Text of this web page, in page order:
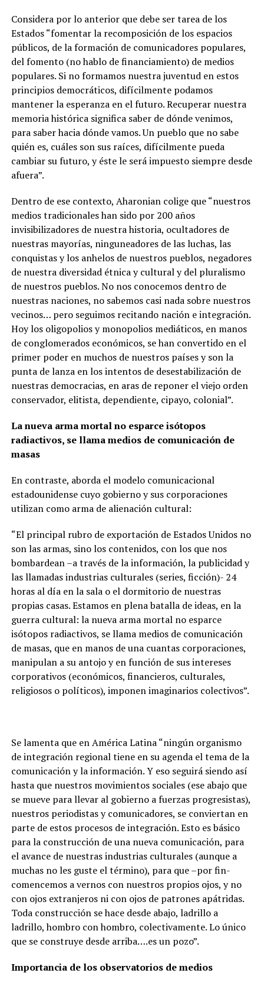
Considera por lo anterior que debe ser tarea de los
Estados “fomentar la recomposición de los espacios
públicos, de la formación de comunicadores populares,
del fomento (no hablo de financiamiento) de medios
populares. Si no formamos nuestra juventud en estos
principios democráticos, difícilmente podamos
mantener la esperanza en el futuro. Recuperar nuestra
memoria histórica significa saber de dónde venimos,
para saber hacia dónde vamos. Un pueblo que no sabe
quién es, cuáles son sus raíces, difícilmente pueda
cambiar su futuro, y éste le será impuesto siempre desde
afuera”.
Dentro de ese contexto, Aharonian colige que “nuestros
medios tradicionales han sido por 200 años
invisibilizadores de nuestra historia, ocultadores de
nuestras mayorías, ninguneadores de las luchas, las
conquistas y los anhelos de nuestros pueblos, negadores
de nuestra diversidad étnica y cultural y del pluralismo
de nuestros pueblos. No nos conocemos dentro de
nuestras naciones, no sabemos casi nada sobre nuestros
vecinos… pero seguimos recitando nación e integración.
Hoy los oligopolios y monopolios mediáticos, en manos
de conglomerados económicos, se han convertido en el
primer poder en muchos de nuestros países y son la
punta de lanza en los intentos de desestabilización de
nuestras democracias, en aras de reponer el viejo orden
conservador, elitista, dependiente, cipayo, colonial”.
La nueva arma mortal no esparce isótopos
radiactivos, se llama medios de comunicación de
masas
En contraste, aborda el modelo comunicacional
estadounidense cuyo gobierno y sus corporaciones
utilizan como arma de alienación cultural:
“El principal rubro de exportación de Estados Unidos no
son las armas, sino los contenidos, con los que nos
bombardean –a través de la información, la publicidad y
las llamadas industrias culturales (series, ficción)- 24
horas al día en la sala o el dormitorio de nuestras
propias casas. Estamos en plena batalla de ideas, en la
guerra cultural: la nueva arma mortal no esparce
isótopos radiactivos, se llama medios de comunicación
de masas, que en manos de una cuantas corporaciones,
manipulan a su antojo y en función de sus intereses
corporativos (económicos, financieros, culturales,
religiosos o políticos), imponen imaginarios colectivos”.
Se lamenta que en América Latina “ningún organismo
de integración regional tiene en su agenda el tema de la
comunicación y la información. Y eso seguirá siendo así
hasta que nuestros movimientos sociales (ese abajo que
se mueve para llevar al gobierno a fuerzas progresistas),
nuestros periodistas y comunicadores, se conviertan en
parte de estos procesos de integración. Esto es básico
para la construcción de una nueva comunicación, para
el avance de nuestras industrias culturales (aunque a
muchas no les guste el término), para que –por fin-
comencemos a vernos con nuestros propios ojos, y no
con ojos extranjeros ni con ojos de patrones apátridas.
Toda construcción se hace desde abajo, ladrillo a
ladrillo, hombro con hombro, colectivamente. Lo único
que se construye desde arriba….es un pozo”.
Importancia de los observatorios de medios